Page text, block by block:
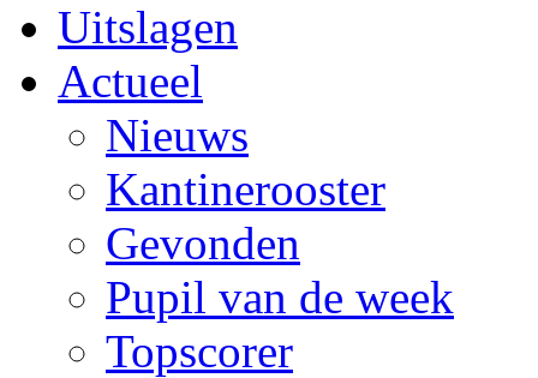
Uitslagen
Actueel
Nieuws
Kantinerooster
Gevonden
Pupil van de week
Topscorer